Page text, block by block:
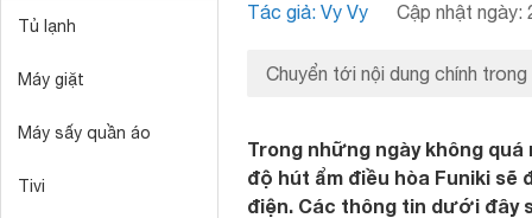
Tủ lạnh
Máy giặt
Máy sấy quần áo
Tivi
Tác giả: Vy Vy Cập nhật ngày:
Chuyển tới nội dung chính trong
Trong những ngày không
độ hút ẩm điều hòa Funiki sẽ
điện. Các thông tin dưới đây